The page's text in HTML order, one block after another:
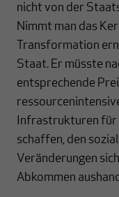
nicht von der
Nimmt man das
Transformation
Staat. Er müsste
entsprechende
Infrastrukturen für
schaffen, den
Veränderungen
Abkommen